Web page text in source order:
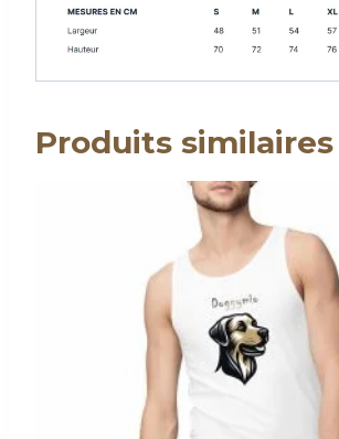
Produits similaires